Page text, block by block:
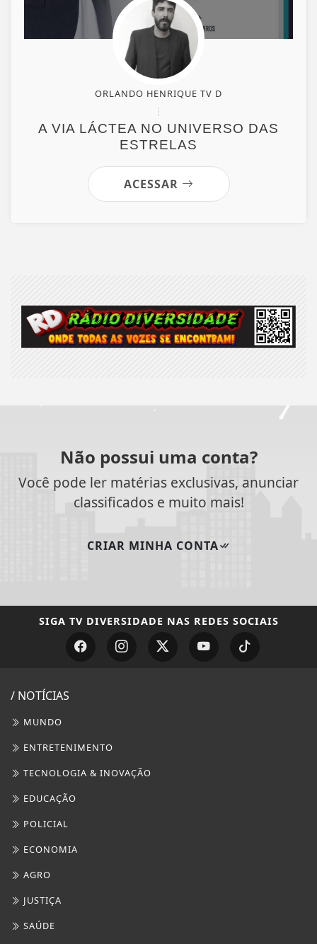
ORLANDO HENRIQUE TV D
A VIA LÁCTEA NO UNIVERSO DAS
ESTRELAS
ACESSAR
Não possui uma conta?
Você pode ler matérias exclusivas, anunciar
classificados e muito mais!
CRIAR MINHA CONTA
SIGA TV DIVERSIDADE NAS REDES SOCIAIS
/ NOTÍCIAS
MUNDO
ENTRETENIMENTO
TECNOLOGIA & INOVAÇÃO
EDUCAÇÃO
POLICIAL
ECONOMIA
AGRO
JUSTIÇA
SAÚDE